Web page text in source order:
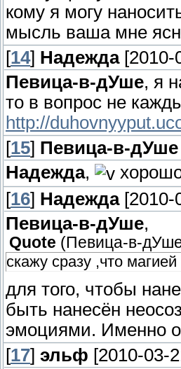
кому я могу
мысль ваша мне
[14] Надежда[2010-
Певица-в-дУше, я
то в вопрос не
http://
[15] Певица-в-дУше
Надежда,
[16] Надежда[2010-
Певица-в-дУше,
Quote ( Певица-в-
скажу сразу ,что
для того, чтобы
быть нанесён
эмоциями. Именно
[17] эльф [2010-03-